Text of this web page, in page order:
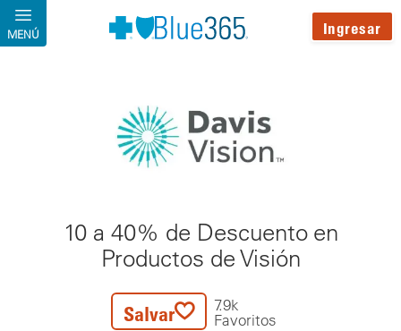
Pasar al contenido principal
MENÚ Ingresar
10 a 40% de Descuento en
Productos de Visión
Salvar
7.9k
Favoritos